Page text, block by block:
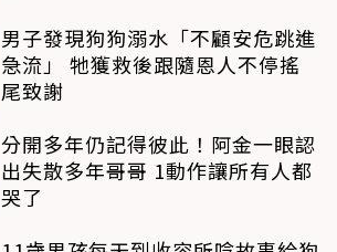
男子發現狗狗溺水「不顧安危跳進
急流」 牠獲救後跟隨恩人不停搖
尾致謝
分開多年仍記得彼此！阿金一眼認
出失散多年哥哥 1動作讓所有人都
哭了